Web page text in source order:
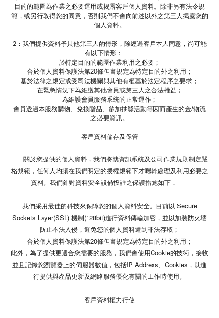
目的的範圍為作業之必要運用或揭露客戶個人資料。除非另有法令規
範，或另行取得您的同意，否則我們不會向前述以外之第三人揭露您的
個人資料。
2：我們提供資料予其他第三人的情形，除經過客戶本人同意，尚可能
有以下情形：
於特定目的的範圍作業利用之必要；
合於個人資料保護法第20條但書規定為特定目的外之利用；
基於法律之規定或受司法機關與其他有權基於法定程序之要求；
在緊急情況下為維護其他會員或第三人之合法權益；
為維護會員服務系統的正常運作；
會員透過本服務購物、兌換贈品、參加抽獎活動等因而產生的金/物流
之必要資訊。
客戶資料儲存及保管
關於您提供的個人資料，我們將就資訊系統及公司作業規則制定嚴
格規範，任何人均須在我們明定的授權規範下才嗯幹處理及利用必要之
資料。我們針對資料安全設備投註之保護措施如下：
我們采用最佳的科技來保障您的個人資料安全。目前以 Secure
Sockets Layer(SSL) 機制(128bit)進行資料傳輸加密，並以加裝防火墻
防止不法入侵，避免您的個人資料遭到非法存取；
合於個人資料保護法第20條但書規定為特定目的外之利用；
此外，為了提供更適合您需要的服務，我們會使用Cookie的技術，接收
並且記錄您瀏覽器上的伺服器數值，包括IP Address、Cookies，以進
行提供與產品更新及網路服務優化有關的工作時使用。
客戶資料權力行使